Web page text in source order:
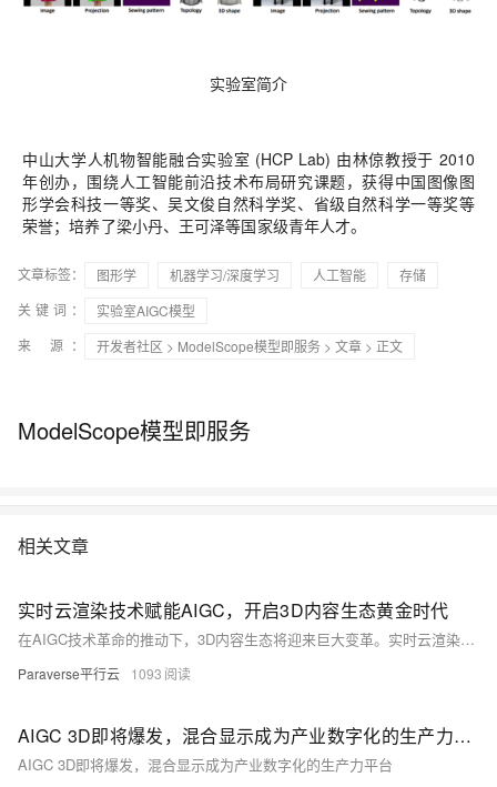
实验室简介
中山大学人机物智能融合实验室 (HCP Lab) 由林倞教授于 2010
年创办，围绕人工智能前沿技术布局研究课题，获得中国图像图
形学会科技一等奖、吴文俊自然科学奖、省级自然科学一等奖等
荣誉；培养了梁小丹、王可泽等国家级青年人才。
文章标签： 图形学 机器学习/深度学习 人工智能
存储
关键词：
实验室AIGC模型
来 源：
开发者社区 > ModelScope模型即服务 > 文章 > 正文
ModelScope模型即服务
相关文章
实时云渲染技术赋能AIGC，开启3D内容生态黄金时代
在AIGC技术革命的推动下，3D内容生态将迎来巨大变革。实时云渲染与Cloud XR技术将在三维数字资产的上云、交互及传播中扮演关键角色，大幅提升生产效率并降低门槛。作为云基础设施厂商，抓住这一机遇将加速元宇宙的构建与繁荣。AIGC不仅改变3D内容的生成方式，从手工转向自动生成，还将催生更多3D创作工具和基础设施，进一步丰富虚拟世界的构建。未来，通过文本输入即可生成引人注目的3D环境，多模态模型的应用将极大拓展创作的可能性。
Paraverse平行云 1093
AIGC 3D即将爆发，混合显示成为产业数字化的生产力平台
AIGC 3D即将爆发，混合显示成为产业数字化的生产力平台